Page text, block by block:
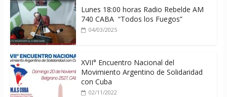
Lunes 18:00 horas Radio Rebelde AM
740 CABA “Todos los Fuegos”
04/03/2025
XVII° Encuentro Nacional del
Movimiento Argentino de Solidaridad
con Cuba
02/11/2022